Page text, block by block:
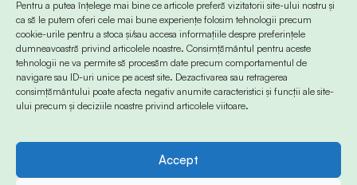
Pentru a putea înțelege mai bine ce articole preferă vizitatorii site-ului nostru și
ca să le putem oferi cele mai bune experiențe folosim tehnologii precum
cookie-urile pentru a stoca și/sau accesa informațiile despre preferințele
dumneavoastră privind articolele noastre. Consimțământul pentru aceste
tehnologii ne va permite să procesăm date precum comportamentul de
navigare sau ID-uri unice pe acest site. Dezactivarea sau retragerea
consimțământului poate afecta negativ anumite caracteristici și funcții ale site-
ului precum și deciziile noastre privind articolele viitoare.
Accept